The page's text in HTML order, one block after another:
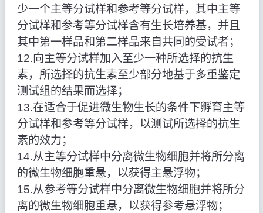
少一个主等分试样和参考等分试样，其中主等
分试样和参考等分试样含有生长培养基，并且
其中第一样品和第二样品来自共同的受试者；
12.向主等分试样加入至少一种所选择的抗生
素，所选择的抗生素至少部分地基于多重鉴定
测试组的结果而选择；
13.在适合于促进微生物生长的条件下孵育主等
分试样和参考等分试样，以测试所选择的抗生
素的效力；
14.从主等分试样中分离微生物细胞并将所分离
的微生物细胞重悬，以获得主悬浮物；
15.从参考等分试样中分离微生物细胞并将所分
离的微生物细胞重悬，以获得参考悬浮物；